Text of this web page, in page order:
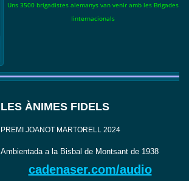
Uns 3500 brigadistes alemanys van venir amb les Brigades
Iinternacionals
LES ÀNIMES FIDELS
PREMI JOANOT MARTORELL 2024
Ambientada a la Bisbal de Montsant de 1938
cadenaser.com/audio